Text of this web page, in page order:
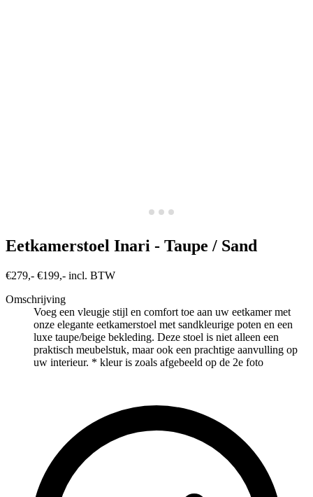
Eetkamerstoel Inari - Taupe / Sand
€279,- €199,- incl. BTW
Omschrijving
Voeg een vleugje stijl en comfort toe aan uw eetkamer met
onze elegante eetkamerstoel met sandkleurige poten en een
luxe taupe/beige bekleding. Deze stoel is niet alleen een
praktisch meubelstuk, maar ook een prachtige aanvulling op
uw interieur. * kleur is zoals afgebeeld op de 2e foto